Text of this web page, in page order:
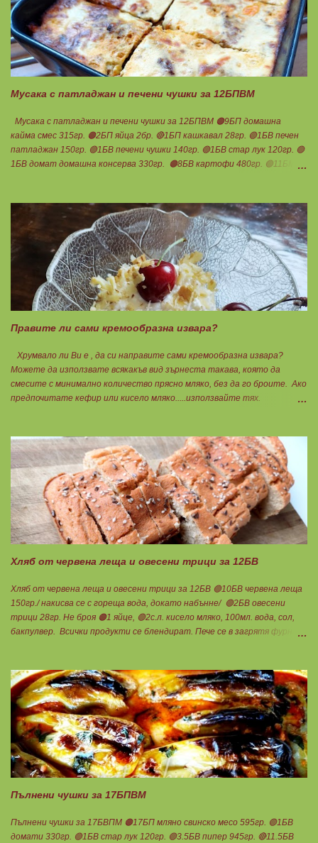
360гр. Канела Мазнините са удвоени за белтъците и крем сиренето!
В голяма силиконова форма за тарт, разпределих така: 🥧1- ви слой
от кексово тесто 🥧2- ри слой чийз крем 🥧3- ти слой нарязани сини
сливи Канелата поръсих след изпичане, за да не е много натрапчива и
в голямо количество. Сладкиша изпекох в загрята фурна на 180
Мусака с патладжан и печени чушки за 12БПВМ
Мусака с патладжан и печени чушки за 12БПВМ 🟠9БП домашна
кайма смес 315гр. 🟠2БП яйца 2бр. 🔴1БП кашкавал 28гр. 🟢1БВ печен
патладжан 150гр. 🟢1БВ печени чушки 140гр. 🟢1БВ стар лук 120гр. 🟢
1БВ домат домашна консерва 330гр. 🟠8БВ картофи 480гр. 🟢11БМ
кайма, може изобщо да не добавяте мазнини... Каймата се задушава с
лука и картофите. Всичко останало с3 нарязва и добавя към сместа.
Пече се до готовност. Заливката е от яйца,кашкавал и 150гр. кисело
мляко. Цялото количество можете да разпределите на порции и да
хапвате както предпочитате. Нека да ни е вкусно заедно! Люси
Правите ли сами кремообразна извара?
Хрумвало ли Ви е , да си направите сами кремообразна извара?
Можете да използвате всякакъв вид зърнеста такава, която да
смесите с минимално количество прясно мляко, без да го броите. Ако
предпочитате кефир или кисело мляко.....използвайте тях.
приготвяне на всякакви плодови кремчета, крем за торти, за всякакви
разядки и салати... Ако изварата е обезмаслена можете да удвоявате
мазнините. Ако не е, броите като нискомаслен продукт. Можете да
си приготвите по- голямо количество и да съхранявате в хладилник
за няколко дни. Част от моята закуска днес, беше това вкусно
кремче... 🟢1БП извара 50гр. 🟢1БВ череши 8бр. 🟠1БМ орех 1бр.
Ванилия Нека да ни е вкусно заедно! Люси
Хляб от червена леща и овесени трици за 12БВ
Хляб от червена леща и овесени трици за 12БВ 🟢10БВ червена леща
150гр./ накисва се с гореща вода, докато набънне/ 🟢2БВ овесени
трици 28гр. Не броя 🟠1 яйце, 🟢2с.л. кисело мляко, 100мл. вода, сол,
бакпулвер. Всички продукти се блендират. Пече се в загрятя фурна
Пълнени чушки за 17БПВМ
Пълнени чушки за 17БВПМ 🟠17БП мляно свинско месо 595гр. 🟢1БВ
домати 330гр. 🟢1БВ стар лук 120гр. 🟢3.5БВ пипер 945гр. 🔴11.5БВ